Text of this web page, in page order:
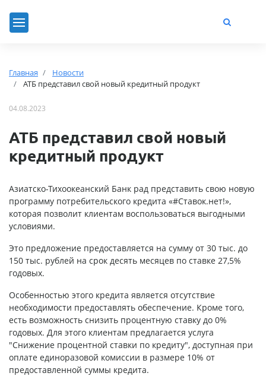
Главная
Новости
АТБ представил свой новый кредитный продукт
04.08.2023
АТБ представил свой новый
кредитный продукт
Азиатско-Тихоокеанский Банк рад представить свою новую
программу потребительского кредита «#Ставок.нет!»,
которая позволит клиентам воспользоваться выгодными
условиями.
Это предложение предоставляется на сумму от 30 тыс. до
150 тыс. рублей на срок десять месяцев по ставке 27,5%
годовых.
Особенностью этого кредита является отсутствие
необходимости предоставлять обеспечение. Кроме того,
есть возможность снизить процентную ставку до 0%
годовых. Для этого клиентам предлагается услуга
"Снижение процентной ставки по кредиту", доступная при
оплате единоразовой комиссии в размере 10% от
предоставленной суммы кредита.